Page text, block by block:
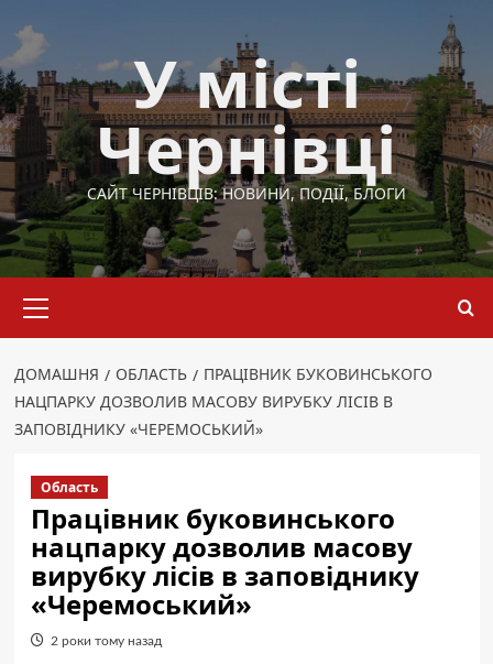
до
вмісту
У місті
Чернівці
САЙТ ЧЕРНІВЦІВ: НОВИНИ, ПОДІЇ, БЛОГИ
меню
ДОМАШНЯ ОБЛАСТЬ
ПРАЦІВНИК БУКОВИНСЬКОГО
НАЦПАРКУ ДОЗВОЛИВ МАСОВУ ВИРУБКУ ЛІСІВ В
ЗАПОВІДНИКУ «ЧЕРЕМОСЬКИЙ»
Область
Працівник буковинського
нацпарку дозволив масову
вирубку лісів в заповіднику
«Черемоський»
2 роки тому назад